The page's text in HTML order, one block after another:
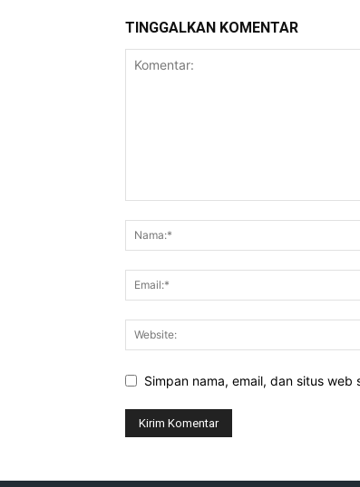
TINGGALKAN KOMENTAR
Simpan nama, email, dan situs